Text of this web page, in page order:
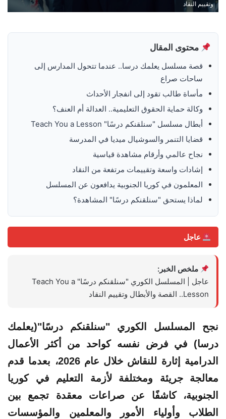
وتقييم النقاد
محتوى المقال
قصة مسلسل يعلمك درسا.. عندما تتحول المدارس إلى
ساحات صراع
مأساة طالب تقود إلى انفجار الأحداث
وكالة حماية الحقوق التعليمية.. العدالة أم العنف؟
أبطال مسلسل "سنلقنكم درسًا" Teach You a Lesson
قضايا التنمر والسوشيال ميديا في المدرسة
نجاح عالمي وأرقام مشاهدة قياسية
إشادات واسعة وتقييمات مرتفعة من النقاد
المعلمون في كوريا الجنوبية يدافعون عن المسلسل
لماذا يستحق "سنلقنكم درسًا" المشاهدة؟
عاجل
ملخص الخبر:
عاجل | المسلسل الكوري "سنلقنكم درسًا" Teach You a
Lesson.. القصة والأبطال وتقييم النقاد
نجح المسلسل الكوري "سنلقنكم درسًا"(يعلمك
درسا) في فرض نفسه كواحد من أكثر الأعمال
الدرامية إثارة للنقاش خلال عام 2026، بعدما قدم
معالجة جريئة ومختلفة لأزمة التعليم في كوريا
الجنوبية، كاشفًا عن صراعات معقدة تجمع بين
الطلاب وأولياء الأمور والمعلمين والمؤسسات